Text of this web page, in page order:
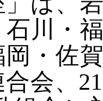
川・
・佐
会、